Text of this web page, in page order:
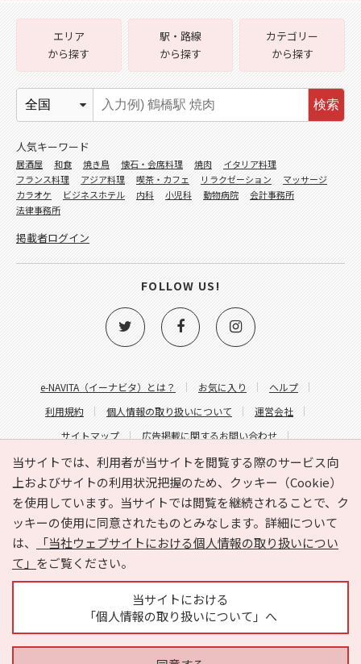
当サイトでは、利用者が当サイトを閲覧する際のサービス向
上およびサイトの利用状況把握のため、クッキー（Cookie）
を使用しています。当サイトでは閲覧を継続されることで、ク
ッキーの使用に同意されたものとみなします。詳細について
は、
「当社ウェブサイトにおける個人情報の取り扱いについ
て」 をご覧ください。
当サイトにおける
「個人情報の取り扱いについて」へ
e-NAVITA（イーナビタ）とは？ お気に入り
ヘルプ
利用規約
個人情報の取り扱いについて
運営会社
サイトマップ
広告掲載に関するお問い合わせ
サイトの内容に関するお問い合わせ
エリア
から探す
駅・路線
から探す
カテゴリー
から探す
検索
人気キーワード
居酒屋 和食 焼き鳥 懐石・会席料理 焼肉
イタリア料理
フランス料理
アジア料理 喫茶・カフェ リラクゼーション
マッサージ
カラオケ
ビジネスホテル 内科 小児科 動物病院
会計事務所
法律事務所
掲載者ログイン
FOLLOW US!
Copyright © HYOJITO.Co.,Ltd. All Rights Reserved.